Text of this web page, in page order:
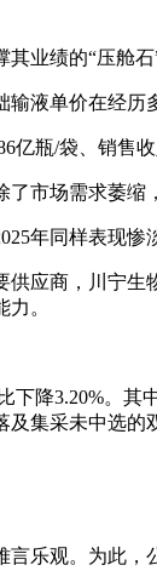
业绩的“压舱
液单价在经历
瓶/袋、销售收
市场需求萎缩
年同样表现惨
应商，川宁
。
下降3.20%。
集采未中选的
乐观。为此，